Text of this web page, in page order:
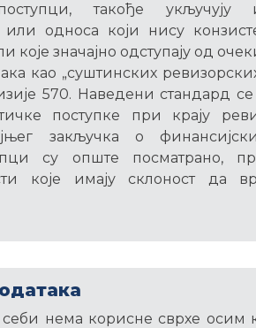
такође укључују
или односа који нису
значајно одступају од
као „суштинских
570. Наведени стандард
поступке при крају
закључка о
су опште посматрано,
које имају склоност да
нема корисне сврхе осим